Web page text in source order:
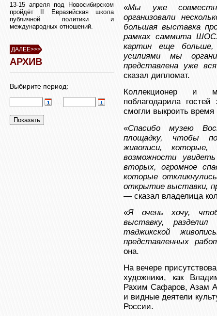
13-15 апреля под Новосибирском
пройдёт II Евразийская школа
публичной политики и
международных отношений.
ДАЛЕЕ>>>
АРХИВ
Выбирите период:
«Мы уже
организовали
большая выставка
рамках саммита
картин еще
усилиями мы
представлена уже
сказал дипломат.
Коллекционер и
поблагодарила
смогли выкроить время
«Спасибо музею
площадку, чтобы
живописи,
возможности
вторых, огромное
которые
открытие выставки,
— сказал владелица
«Я очень хочу,
выставку,
таджикской
представленных
она.
На вечере
художники, как
Рахим Сафаров, Азам
и видные деятели
России.